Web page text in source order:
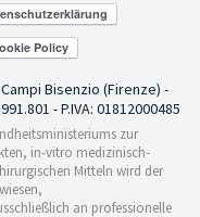
Campi Bisenzio (Firenze) -
- P.IVA: 01812000485
zur
in-vitro medizinisch-
Mitteln wird der
an professionelle